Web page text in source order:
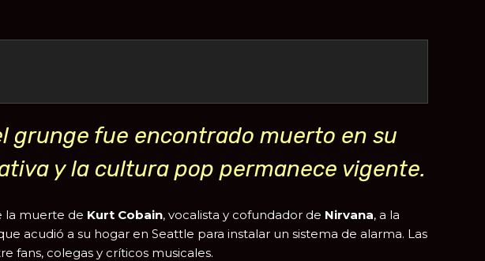
grunge fue encontrado muerto en su
y la cultura pop permanece vigente.
la muerte de Kurt Cobain, vocalista y cofundador de Nirvana, a la
acudió a su hogar en Seattle para instalar un sistema de alarma. Las
fans, colegas y críticos musicales.